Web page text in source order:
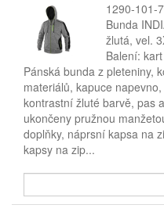
1290-101-
Bunda
žlutá, vel.
Balení:
Pánská bunda z pleteniny,
materiálů, kapuce
kontrastní žluté barvě, pas
ukončeny pružnou
doplňky, náprsní kapsa na
kapsy na zip...